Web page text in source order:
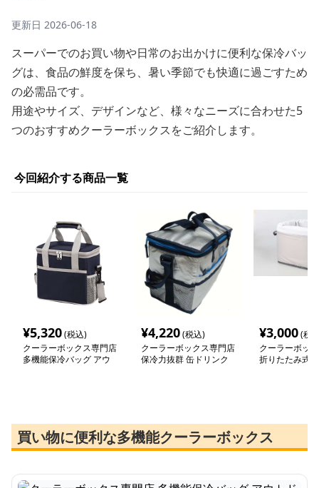
更新日 2026-06-18
スーパーでのお買い物や日常のお出かけに便利な保冷バッ
グは、食品の鮮度を保ち、暑い季節でも快適に過ごすため
の必需品です。
用途やサイズ、デザインなど、様々なニーズに合わせた5
つのおすすめクーラーボックスをご紹介します。
今回紹介する商品一覧
¥5,320(税込)
クーラーボックス専門店
多機能保冷バッグ アウ
¥4,220(税込)
クーラーボックス専門店
保冷力抜群 缶ドリンク
¥3,000(税
クーラーボッ
折りたたみ式
買い物に便利な多機能クーラーボックス